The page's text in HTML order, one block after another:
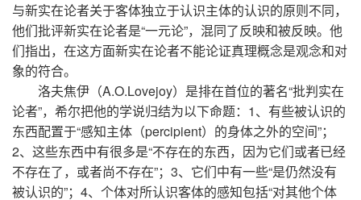
与新实在论者关于客体独立于认识主体的认识的原则不同，
他们批评新实在论者是“一元论”，混同了反映和被反映。他
们指出，在这方面新实在论者不能论证真理概念是观念和对
象的符合。
洛夫焦伊（A.O.Lovejoy）是排在首位的著名“批判实在
论者”，希尔把他的学说归结为以下命题：1、有些被认识的
东西配置于“感知主体（percipient）的身体之外的空间”；
2、这些东西中有很多是“不存在的东西，因为它们或者已经
不存在了，或者尚不存在”；3、它们中有一些“是仍然没有
被认识的”；4、个体对所认识客体的感知包括“对其他个体